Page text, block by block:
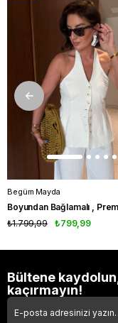
Begüm Mayda
₺799,99
₺1.799,99
Bültene
kaçırmayın!